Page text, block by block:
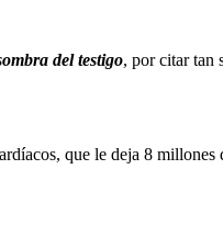
del testigo, por citar tan
que le deja 8